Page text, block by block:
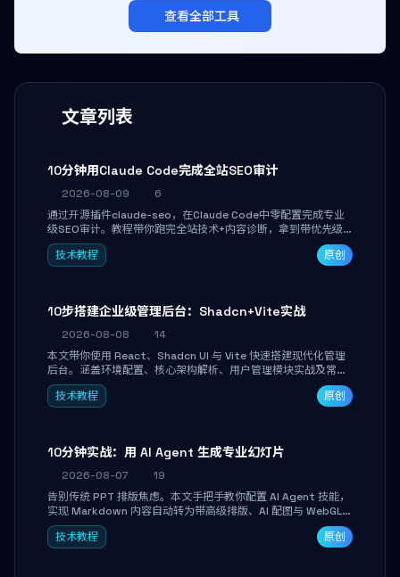
文章列表
10分钟用Claude Code完成全站SEO审计
2026-08-09
6
通过开源插件claude-seo，在Claude Code中零配置完成专业
级SEO审计。教程带你跑完全站技术+内容诊断，拿到带优先级
和验证方法的可执行修复清单，适合独立开发者、SEO从业者和
站长快速上手。
技术教程 原创
10步搭建企业级管理后台：Shadcn+Vite实战
2026-08-08
14
本文带你使用 React、Shadcn UI 与 Vite 快速搭建现代化管理
后台。涵盖环境配置、核心架构解析、用户管理模块实战及常见
踩坑指南。学完即可独立完成仪表盘搭建、组件拼装与主题定
制，满足企业级开发需求。
技术教程 原创
10分钟实战：用 AI Agent 生成专业幻灯片
2026-08-07
19
告别传统 PPT 排版焦虑。本文手把手教你配置 AI Agent 技能，
实现 Markdown 内容自动转为带高级排版、AI 配图与 WebGL
运行时的 HTML 幻灯片。只需专注内容，10 分钟即可产出可投
屏的专业级演示文稿。
技术教程 原创
查看全部工具